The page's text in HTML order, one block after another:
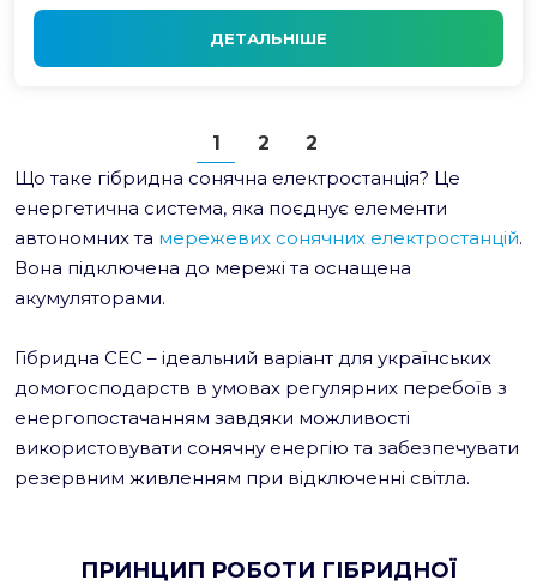
ДЕТАЛЬНІШЕ
1 2
2
Що таке гібридна сонячна електростанція? Це
енергетична система, яка поєднує елементи
автономних та мережевих сонячних електростанцій.
Вона підключена до мережі та оснащена
акумуляторами.
Гібридна СЕС – ідеальний варіант для українських
домогосподарств в умовах регулярних перебоїв з
енергопостачанням завдяки можливості
використовувати сонячну енергію та забезпечувати
резервним живленням при відключенні світла.
ПРИНЦИП РОБОТИ ГІБРИДНОЇ